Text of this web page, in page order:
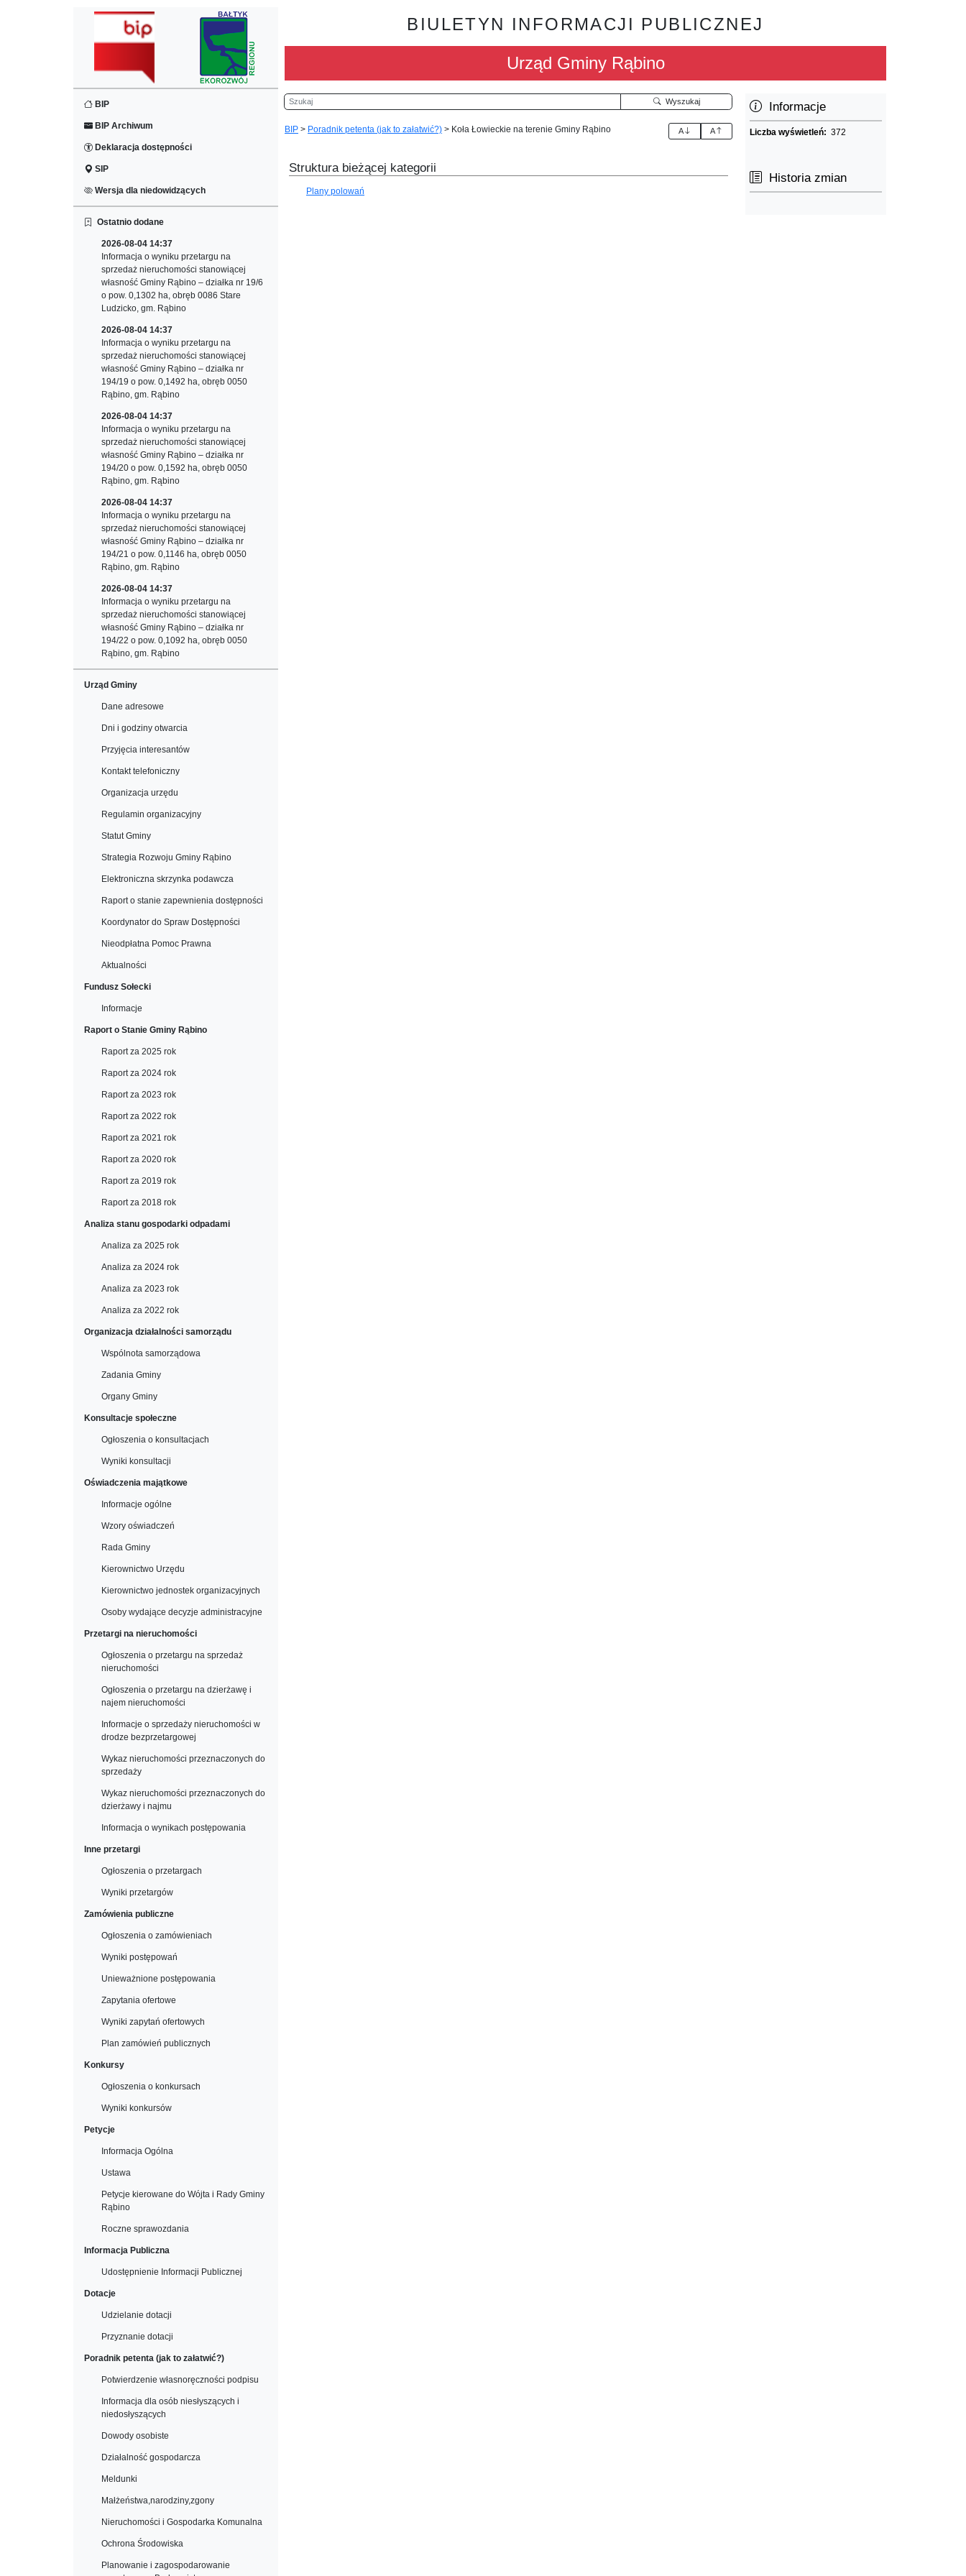
BIP
BIP Archiwum
Deklaracja dostępności
SIP
Wersja dla niedowidzących
Ostatnio dodane
2026-08-04 14:37
Informacja o wyniku przetargu na
sprzedaż nieruchomości stanowiącej
własność Gminy Rąbino – działka nr 19/6
o pow. 0,1302 ha, obręb 0086 Stare
Ludzicko, gm. Rąbino
2026-08-04 14:37
Informacja o wyniku przetargu na
sprzedaż nieruchomości stanowiącej
własność Gminy Rąbino – działka nr
194/19 o pow. 0,1492 ha, obręb 0050
Rąbino, gm. Rąbino
2026-08-04 14:37
Informacja o wyniku przetargu na
sprzedaż nieruchomości stanowiącej
własność Gminy Rąbino – działka nr
194/20 o pow. 0,1592 ha, obręb 0050
Rąbino, gm. Rąbino
2026-08-04 14:37
Informacja o wyniku przetargu na
sprzedaż nieruchomości stanowiącej
własność Gminy Rąbino – działka nr
194/21 o pow. 0,1146 ha, obręb 0050
Rąbino, gm. Rąbino
2026-08-04 14:37
Informacja o wyniku przetargu na
sprzedaż nieruchomości stanowiącej
własność Gminy Rąbino – działka nr
194/22 o pow. 0,1092 ha, obręb 0050
Rąbino, gm. Rąbino
Urząd Gminy
Dane adresowe
Dni i godziny otwarcia
Przyjęcia interesantów
Kontakt telefoniczny
Organizacja urzędu
Regulamin organizacyjny
Statut Gminy
Strategia Rozwoju Gminy Rąbino
Elektroniczna skrzynka podawcza
Raport o stanie zapewnienia dostępności
Koordynator do Spraw Dostępności
Nieodpłatna Pomoc Prawna
Aktualności
Fundusz Sołecki
Informacje
Raport o Stanie Gminy Rąbino
Raport za 2025 rok
Raport za 2024 rok
Raport za 2023 rok
Raport za 2022 rok
Raport za 2021 rok
Raport za 2020 rok
Raport za 2019 rok
Raport za 2018 rok
Analiza stanu gospodarki odpadami
Analiza za 2025 rok
Analiza za 2024 rok
Analiza za 2023 rok
Analiza za 2022 rok
Organizacja działalności samorządu
Wspólnota samorządowa
Zadania Gminy
Organy Gminy
Konsultacje społeczne
Ogłoszenia o konsultacjach
Wyniki konsultacji
Oświadczenia majątkowe
Informacje ogólne
Wzory oświadczeń
Rada Gminy
Kierownictwo Urzędu
Kierownictwo jednostek organizacyjnych
Osoby wydające decyzje administracyjne
Przetargi na nieruchomości
Ogłoszenia o przetargu na sprzedaż
nieruchomości
Ogłoszenia o przetargu na dzierżawę i
najem nieruchomości
Informacje o sprzedaży nieruchomości w
drodze bezprzetargowej
Wykaz nieruchomości przeznaczonych do
sprzedaży
Wykaz nieruchomości przeznaczonych do
dzierżawy i najmu
Informacja o wynikach postępowania
Inne przetargi
Ogłoszenia o przetargach
Wyniki przetargów
Zamówienia publiczne
Ogłoszenia o zamówieniach
Wyniki postępowań
Unieważnione postępowania
Zapytania ofertowe
Wyniki zapytań ofertowych
Plan zamówień publicznych
Konkursy
Ogłoszenia o konkursach
Wyniki konkursów
Petycje
Informacja Ogólna
Ustawa
Petycje kierowane do Wójta i Rady Gminy
Rąbino
Roczne sprawozdania
Informacja Publiczna
Udostępnienie Informacji Publicznej
Dotacje
Udzielanie dotacji
Przyznanie dotacji
Poradnik petenta (jak to załatwić?)
Potwierdzenie własnoręczności podpisu
Informacja dla osób niesłyszących i
niedosłyszących
Dowody osobiste
Działalność gospodarcza
Meldunki
Małżeństwa,narodziny,zgony
Nieruchomości i Gospodarka Komunalna
Ochrona Środowiska
Planowanie i zagospodarowanie
BIULETYN INFORMACJI PUBLICZNEJ
Urząd Gminy Rąbino
Szukaj Wyszukaj
BIP > Poradnik petenta (jak to załatwić?) > Koła Łowieckie na terenie Gminy Rąbino A A
Struktura bieżącej kategorii
Plany polowań
Informacje
Liczba wyświetleń:372
Historia zmian